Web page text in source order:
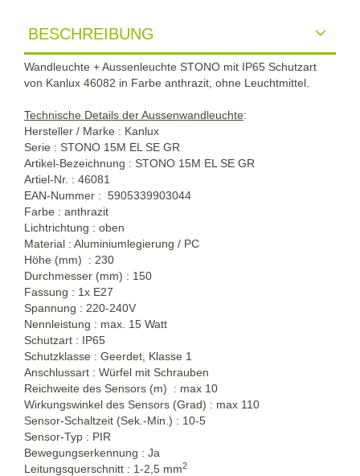
BESCHREIBUNG
Wandleuchte + Aussenleuchte STONO mit IP65 Schutzart
von Kanlux 46082 in Farbe anthrazit, ohne Leuchtmittel.
Technische Details derAussenwandleuchte:
Hersteller / Marke : Kanlux
Serie : STONO 15M EL SE GR
Artikel-Bezeichnung : STONO 15M EL SE GR
Artiel-Nr. : 46081
EAN-Nummer : 5905339903044
Farbe : anthrazit
Lichtrichtung : oben
Material : Aluminiumlegierung / PC
Höhe (mm) : 230
Durchmesser (mm) : 150
Fassung : 1x E27
Spannung : 220-240V
Nennleistung : max. 15 Watt
Schutzart : IP65
Schutzklasse : Geerdet, Klasse 1
Anschlussart : Würfel mit Schrauben
Reichweite des Sensors (m) : max 10
Wirkungswinkel des Sensors (Grad) : max 110
Sensor-Schaltzeit (Sek.-Min.) : 10-5
Sensor-Typ : PIR
Bewegungserkennung : Ja
Leitungsquerschnitt : 1-2,5 mm2